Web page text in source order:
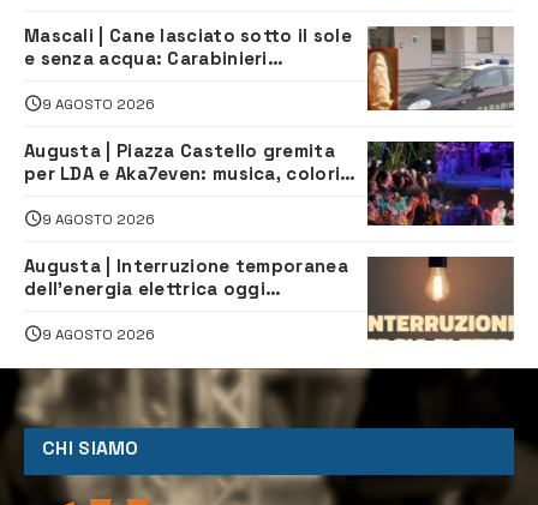
Mascali | Cane lasciato sotto il sole
e senza acqua: Carabinieri
9 AGOSTO 2026
Augusta | Piazza Castello gremita
per LDA e Aka7even: musica, colori
9 AGOSTO 2026
Augusta | Interruzione temporanea
dell’energia elettrica oggi
lavori
9 AGOSTO 2026
CHI SIAMO